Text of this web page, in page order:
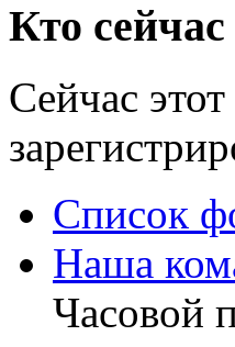
Кто
Сейчас
Список
Наша
Часовой